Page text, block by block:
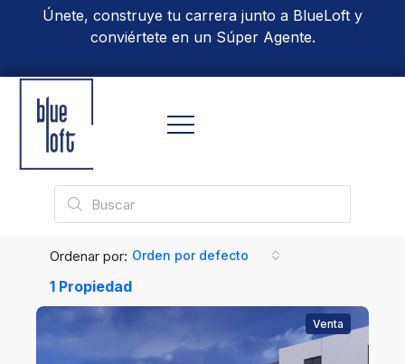
Únete, construye tu carrera junto a BlueLoft y
conviértete en un Súper Agente.
1 Propiedad
Ordenar por: Orden por defecto
Venta